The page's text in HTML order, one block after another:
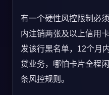
有一个硬性风控限制必
内注销两张及以上信用
发该行黑名单，12个月
贷业务，哪怕卡片全程
条风控规则。